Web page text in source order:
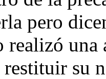
pero
realizó
restituir su